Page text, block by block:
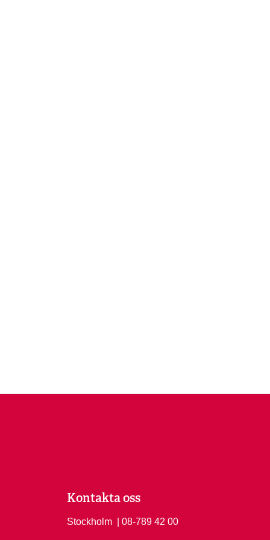
Kontakta oss
Stockholm Ring Stockholm på
| 08-789 42 00